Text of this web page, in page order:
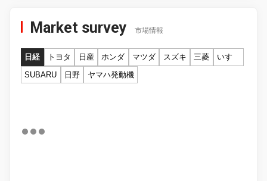
Market survey 市場情報
日経 トヨタ 日産 ホンダ マツダ スズキ 三菱
いすゞ
SUBARU
日野 ヤマハ発動機